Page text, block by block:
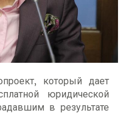
который дает
юридической
в результате